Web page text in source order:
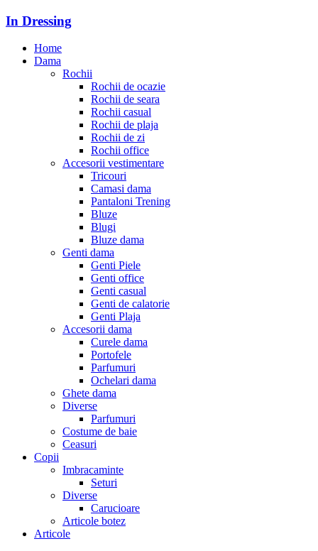
In Dressing
Home
Dama
Rochii
Rochii de ocazie
Rochii de seara
Rochii casual
Rochii de plaja
Rochii de zi
Rochii office
Accesorii vestimentare
Tricouri
Camasi dama
Pantaloni Trening
Bluze
Blugi
Bluze dama
Genti dama
Genti Piele
Genti office
Genti casual
Genti de calatorie
Genti Plaja
Accesorii dama
Curele dama
Portofele
Parfumuri
Ochelari dama
Ghete dama
Diverse
Parfumuri
Costume de baie
Ceasuri
Copii
Imbracaminte
Seturi
Diverse
Carucioare
Articole botez
Articole